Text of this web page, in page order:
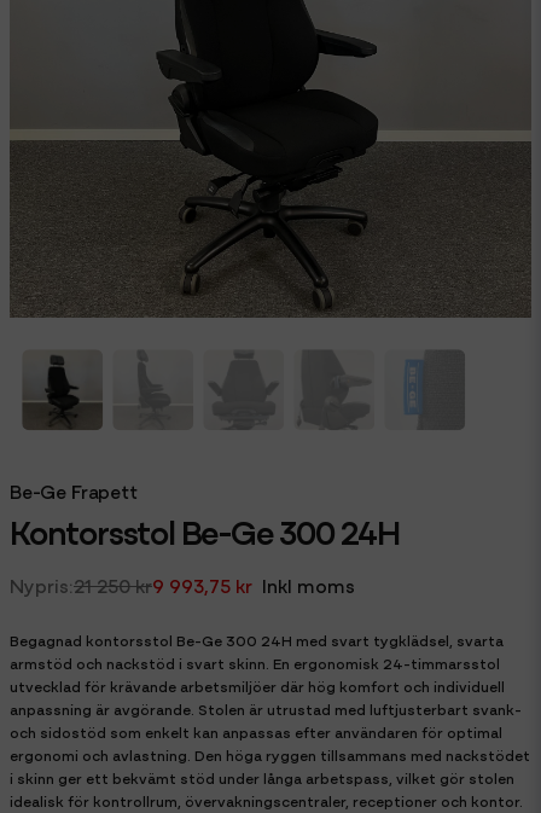
Be-Ge Frapett
Kontorsstol Be-Ge 300 24H
21 250 kr9 993,75 kr Inkl moms
Begagnad kontorsstol Be-Ge 300 24H med svart tygklädsel, svarta
armstöd och nackstöd i svart skinn. En ergonomisk 24-timmarsstol
utvecklad för krävande arbetsmiljöer där hög komfort och individuell
anpassning är avgörande. Stolen är utrustad med luftjusterbart svank-
och sidostöd som enkelt kan anpassas efter användaren för optimal
ergonomi och avlastning. Den höga ryggen tillsammans med nackstödet
i skinn ger ett bekvämt stöd under långa arbetspass, vilket gör stolen
idealisk för kontrollrum, övervakningscentraler, receptioner och kontor.